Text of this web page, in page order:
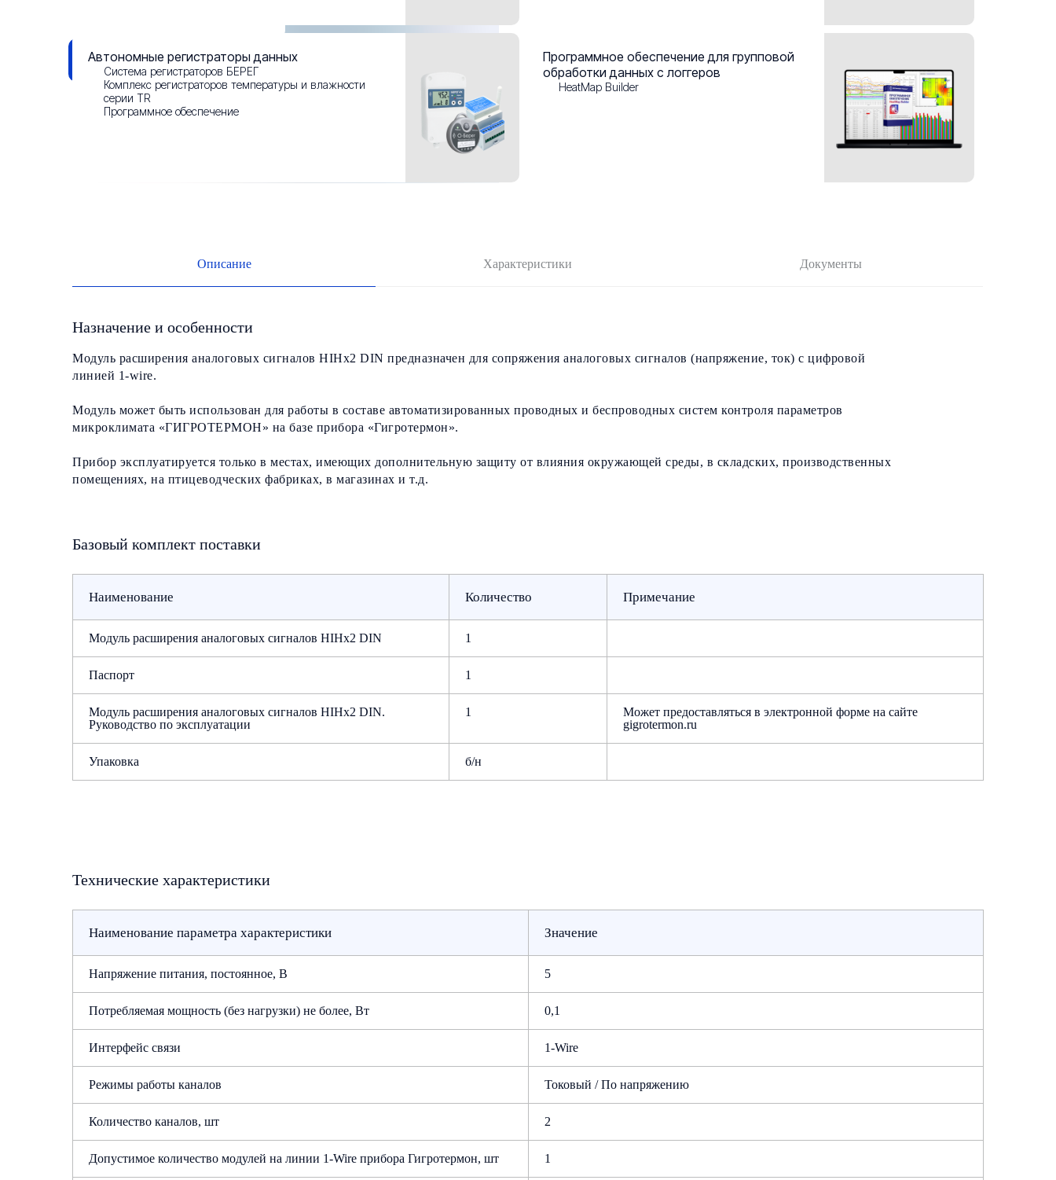
Смотреть презентацию
Программное обеспечение для групповой
обработки данных с логгеров
HeatMap Builder
Автономные регистраторы данных
Система регистраторов БЕРЕГ
Комплекс регистраторов температуры и влажности
серии TR
Программное обеспечение
Описание Характеристики Документы
Назначение и особенности
Модуль расширения аналоговых сигналов HIHx2 DIN предназначен для сопряжения аналоговых сигналов (напряжение, ток) с цифровой
линией 1-wire.
Модуль может быть использован для работы в составе автоматизированных проводных и беспроводных систем контроля параметров
микроклимата «ГИГРОТЕРМОН» на базе прибора «Гигротермон».
Прибор эксплуатируется только в местах, имеющих дополнительную защиту от влияния окружающей среды, в складских, производственных
помещениях, на птицеводческих фабриках, в магазинах и т.д.
Базовый комплект поставки
Наименование Количество Примечание
Модуль расширения аналоговых сигналов HIHx2 DIN 1
Паспорт 1
Модуль расширения аналоговых сигналов HIHx2 DIN.
Руководство по эксплуатации
1
Может предоставляться в электронной форме на сайте
gigrotermon.ru
Упаковка б/н
Технические характеристики
Наименование параметра характеристики Значение
Напряжение питания, постоянное, В 5
Потребляемая мощность (без нагрузки) не более, Вт 0,1
Интерфейс связи 1-Wire
Режимы работы каналов Токовый / По напряжению
Количество каналов, шт 2
Допустимое количество модулей на линии 1-Wire прибора Гигротермон, шт 1